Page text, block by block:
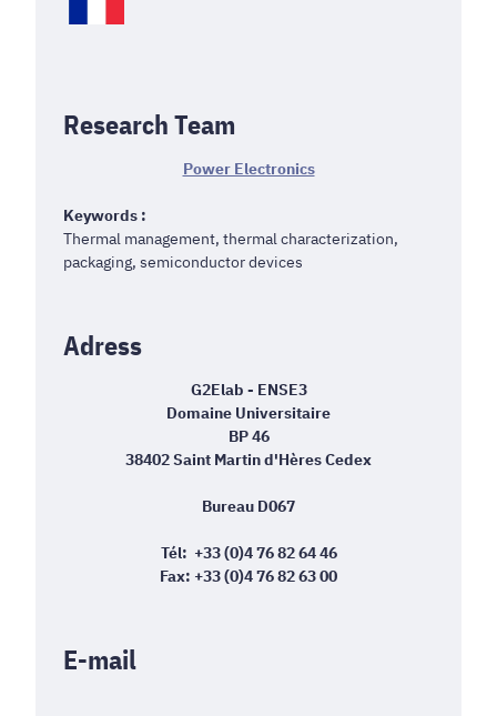
Research Team
Power Electronics
Keywords :
Thermal management, thermal characterization,
packaging, semiconductor devices
Adress
G2Elab - ENSE3
Domaine Universitaire
BP 46
38402 Saint Martin d'Hères Cedex
Bureau D067
Tél: +33 (0)4 76 82 64 46
Fax: +33 (0)4 76 82 63 00
E-mail